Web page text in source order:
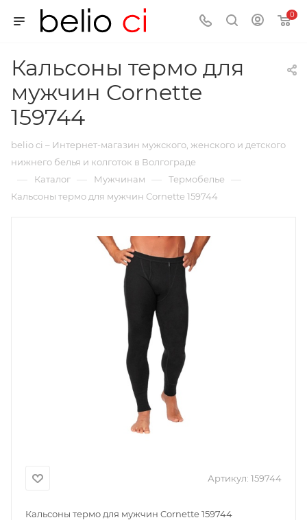
0
Кальсоны термо для
мужчин Cornette
159744
belio ci – Интернет-магазин мужского, женского и детского
нижнего белья и колготок в Волгограде
— Каталог — Мужчинам — Термобелье —
Кальсоны термо для мужчин Cornette 159744
Артикул: 159744
Кальсоны термо для мужчин Cornette 159744